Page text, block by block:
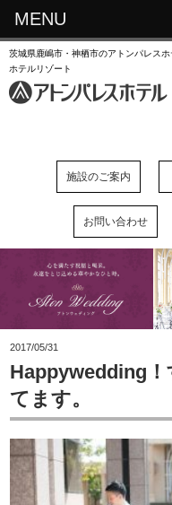
茨城県鹿嶋市・神栖市のアトンパレス
ホテルリゾート
施設のご案内
お問い合わせ
2017/05/31
Happywedding
てます。
MENU